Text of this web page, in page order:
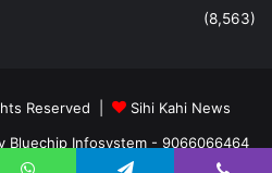
(8,563)
Reserved |
Sihi Kahi News
Bluechip Infosystem - 9066066464